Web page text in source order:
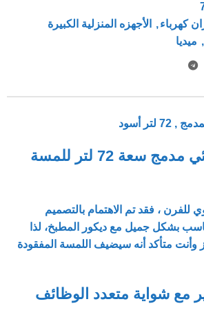
كهرباء,
الأجهزه المنزلية الكبيرة
, ميديا
لتر أسود
ميديا فرن كهربائي مدمج سعة 72 لتر للمسة
للفرن ، فقد تم الاهتمام بالتصميم
بشكل جميل مع ديكور المطبخ، لذا
وأنت متأكد أنه سيضيف اللمسة المفقودة
مع شواية متعدد الوظائف